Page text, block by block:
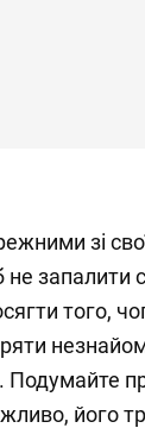
зі
не запалити
того,
його